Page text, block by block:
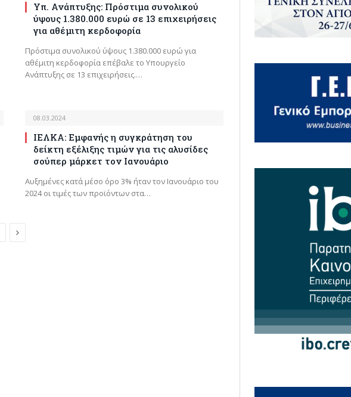
Υπ. Ανάπτυξης: Πρόστιμα συνολικού
ύψους 1.380.000 ευρώ σε 13 επιχειρήσεις
για αθέμιτη κερδοφορία
Πρόστιμα συνολικού ύψους 1.380.000 ευρώ για
αθέμιτη κερδοφορία επέβαλε το Υπουργείο
Ανάπτυξης σε 13 επιχειρήσεις.…
08.03.2024
ΙΕΛΚΑ: Εμφανής η συγκράτηση του
δείκτη εξέλιξης τιμών για τις αλυσίδες
σούπερ μάρκετ τον Ιανουάριο
Αυξημένες κατά μέσο όρο 3% ήταν τον Ιανουάριο του
2024 οι τιμές των προϊόντων στα…
Next